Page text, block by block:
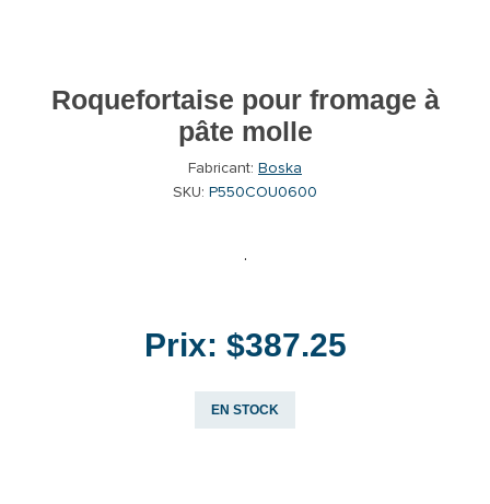
Roquefortaise pour fromage à
pâte molle
Fabricant: Boska
SKU: P550COU0600
·
Prix: $387.25
EN STOCK